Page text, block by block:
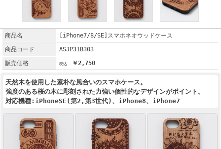
商品名
[iPhone7/8/SE]スマホネオウッドケース
商品コード
ASJP31B303
販売価格
￥2,750
天然木を使用した素朴な風合いのスマホケース。
強度のある桜の木に彫刻された力強い個性的なデザインがポイント。
対応機種:iPhoneSE(第2,第3世代)、iPhone8、iPhone7